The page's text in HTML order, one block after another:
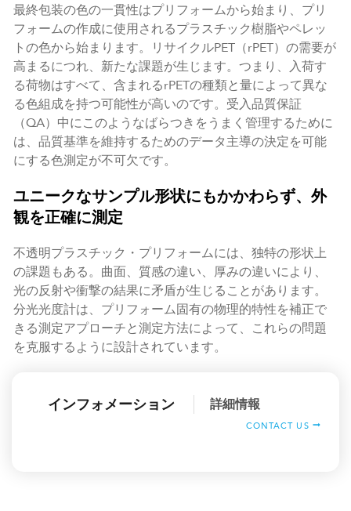
最終包装の色の一貫性はプリフォームから始まり、プリ
フォームの作成に使用されるプラスチック樹脂やペレッ
トの色から始まります。リサイクルPET（rPET）の需要が
高まるにつれ、新たな課題が生じます。つまり、入荷す
る荷物はすべて、含まれるrPETの種類と量によって異な
る色組成を持つ可能性が高いのです。受入品質保証
（QA）中にこのようなばらつきをうまく管理するために
は、品質基準を維持するためのデータ主導の決定を可能
にする色測定が不可欠です。
ユニークなサンプル形状にもかかわらず、外
観を正確に測定
不透明プラスチック・プリフォームには、独特の形状上
の課題もある。曲面、質感の違い、厚みの違いにより、
光の反射や衝撃の結果に矛盾が生じることがあります。
分光光度計は、プリフォーム固有の物理的特性を補正で
きる測定アプローチと測定方法によって、これらの問題
を克服するように設計されています。
インフォメーション 詳細情報
CONTACT US